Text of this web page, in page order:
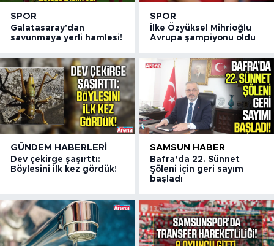
SPOR
Galatasaray'dan
savunmaya yerli hamlesi!
SPOR
İlke Özyüksel Mihrioğlu
Avrupa şampiyonu oldu
GÜNDEM HABERLERI
Dev çekirge şaşırttı:
Böylesini ilk kez gördük!
SAMSUN HABER
Bafra’da 22. Sünnet
Şöleni için geri sayım
başladı